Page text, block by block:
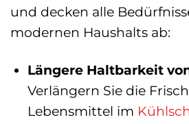
und decken alle
modernen Haushalts ab:
Längere Haltbarkeit
Verlängern Sie die
Lebensmittel im